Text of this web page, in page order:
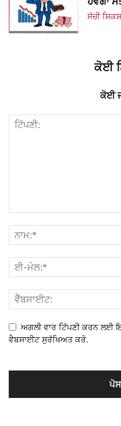
ਸੱਚੀ
ਕੋਈ
ਕੋਈ
ਅਗਲੀ ਵਾਰ ਟਿੱਪਣੀ ਕਰਨ ਲਈ
ਵੈਬਸਾਈਟ ਸੁਰੱਖਿਅਤ ਕਰੋ.